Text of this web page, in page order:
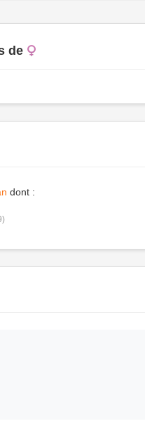
de
dont :